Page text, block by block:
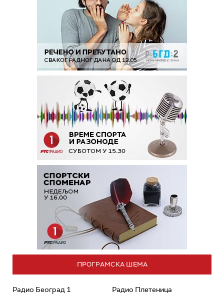
ПРОГРАМСКА ШЕМА
Радио Београд 1 Радио Плетеница